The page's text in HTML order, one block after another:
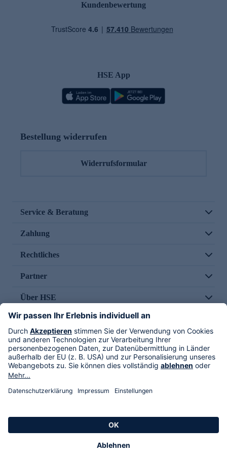
Kundenbewertung
HSE App
Bestellung widerrufen
Widerrufsformular
Service & Beratung
Zahlung
Rechtliches
Partner
Über HSE
Im TV
HSE International